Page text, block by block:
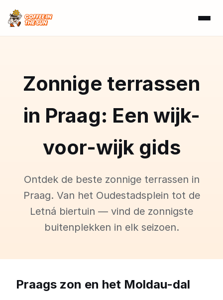
Zonnige terrassen
in Praag: Een wijk-
voor-wijk gids
Ontdek de beste zonnige terrassen in
Praag. Van het Oudestadsplein tot de
Letná biertuin — vind de zonnigste
buitenplekken in elk seizoen.
Praags zon en het Moldau-dal